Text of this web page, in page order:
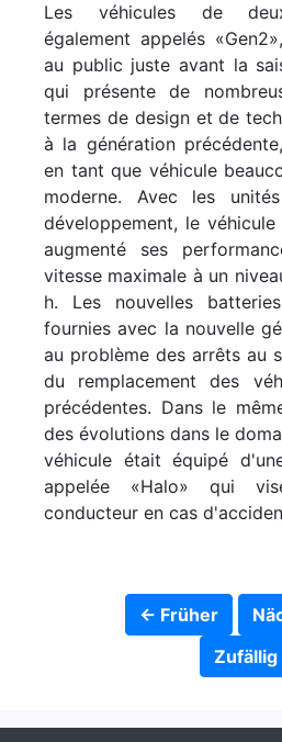
Les véhicules de
également appelés
au public juste avant la
qui présente de
termes de design et de
à la génération
en tant que véhicule
moderne. Avec les
développement, le
augmenté ses
vitesse maximale à un
h. Les nouvelles
fournies avec la nouvelle
au problème des arrêts au
du remplacement des
précédentes. Dans le
des évolutions dans le
véhicule était équipé
appelée «Halo» qui
conducteur en cas
← Früher
Zufällig